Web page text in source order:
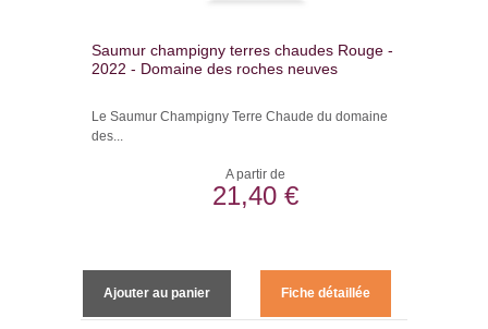
Saumur champigny terres chaudes Rouge -
2022 - Domaine des roches neuves
Le Saumur Champigny Terre Chaude du domaine
des...
A partir de
21,40 €
Ajouter au panier Fiche détaillée